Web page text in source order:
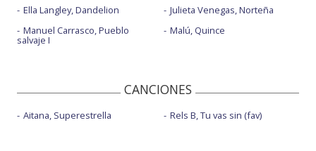
Ella Langley, Dandelion
Manuel Carrasco, Pueblo
salvaje I
Julieta Venegas, Norteña
Malú, Quince
CANCIONES
Aitana, Superestrella Rels B, Tu vas sin (fav)